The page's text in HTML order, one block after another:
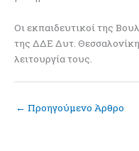
Οι εκπαιδευτικοί της
της ΔΔΕ Δυτ.
λειτουργία τους.
← Προηγούμενο Άρθρο